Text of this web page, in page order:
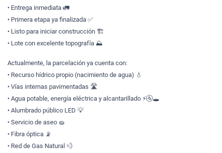
• Entrega inmediata 🚛
• Primera etapa ya finalizada ✅
• Listo para iniciar construcción 🏗️
• Lote con excelente topografía ⛰️
Actualmente, la parcelación ya cuenta con:
• Recurso hídrico propio (nacimiento de agua) 💧
• Vías internas pavimentadas 🛣️
• Agua potable, energía eléctrica y alcantarillado ⚡🚰🕳️
• Alumbrado público LED 💡
• Servicio de aseo 🧽
• Fibra óptica 📡
• Red de Gas Natural 💨